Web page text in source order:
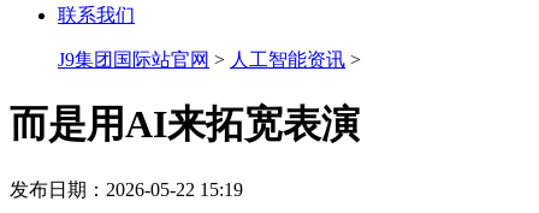
联系我们
J9集团国际站官网 > 人工智能资讯 >
而是用AI来拓宽表演
发布日期：2026-05-22 15:19